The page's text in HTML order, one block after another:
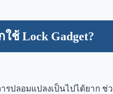
ช้ Lock Gadget?
ปลอมแปลงเป็นไปได้ยาก